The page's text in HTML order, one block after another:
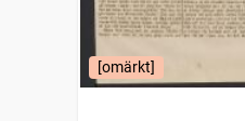
[omärkt]